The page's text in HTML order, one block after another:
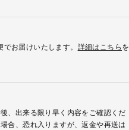
お届けいたします。 詳細はこちらを
、出来る限り早く内容をご確認くだ
合、恐れ入りますが、返金や再送は